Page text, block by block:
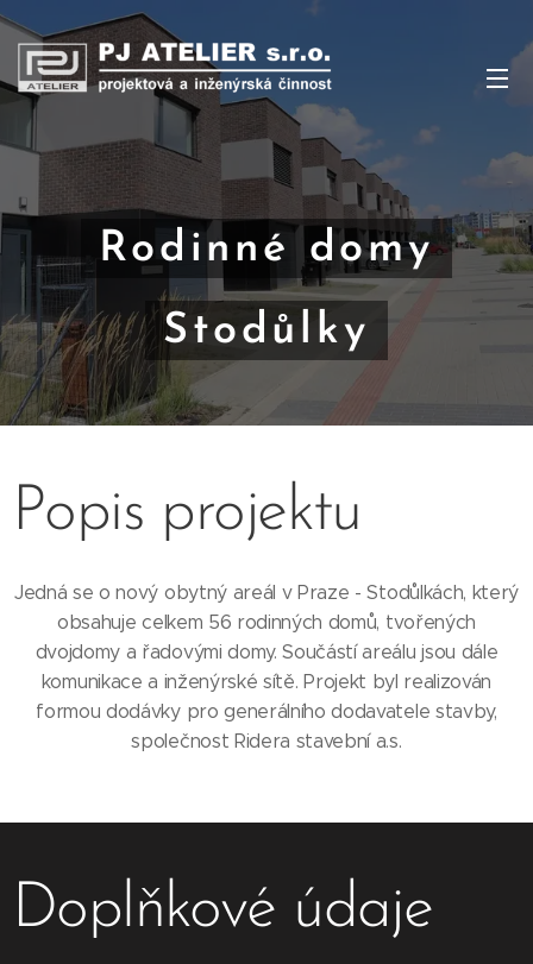
Rodinné domy
Stodůlky
Popis projektu
Jedná se o nový obytný areál v Praze - Stodůlkách, který
obsahuje celkem 56 rodinných domů, tvořených
dvojdomy a řadovými domy. Součástí areálu jsou dále
komunikace a inženýrské sítě. Projekt byl realizován
formou dodávky pro generálního dodavatele stavby,
společnost Ridera stavební a.s.
Doplňkové údaje